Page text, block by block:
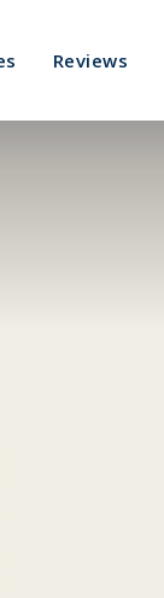
Reviews